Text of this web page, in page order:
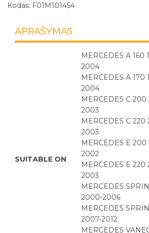
Kodas: F01M101454
APRAŠYMAS
SUITABLE ON
MERCEDES A 160
2004
MERCEDES A 170
2004
MERCEDES C 200
2003
MERCEDES C 220
2003
MERCEDES E 200
2002
MERCEDES E 220
2003
MERCEDES
2000-2006
MERCEDES
2007-2012
MERCEDES